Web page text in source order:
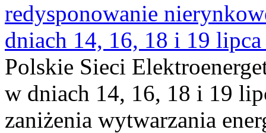
redysponowanie
dniach 14, 16, 18 i 19
Polskie Sieci
w dniach 14, 16, 18 i 19
zaniżenia wytwarzania